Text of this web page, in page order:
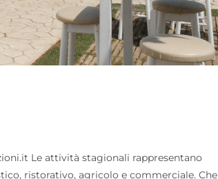
Le attività stagionali rappresentano
ristorativo, agricolo e commerciale. Che